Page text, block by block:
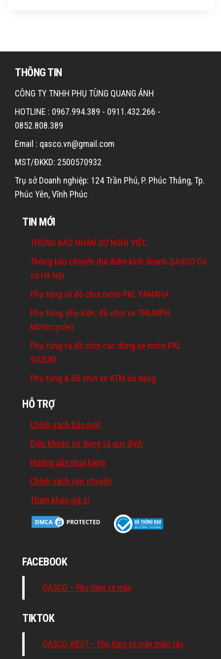
THÔNG TIN
CÔNG TY TNHH PHỤ TÙNG QUANG ÁNH
HOTLINE : 0967.994.389 - 0911.432.266 -
0852.808.389
Email : qasco.vn@gmail.com
MST/ĐKKD: 2500570932
Trụ sở Doanh nghiệp: 124 Trần Phú, P. Phúc Thắng, Tp.
Phúc Yên, Vĩnh Phúc
TIN MỚI
THÔNG BÁO NHÂN SỰ NGHỈ VIỆC
Thông báo chuyển địa điểm kinh doanh QASCO Cơ
sở Hà Nội
Phụ tùng và đồ chơi moto PKL YAMAHA
Phụ tùng, phụ kiện, đồ chơi xe TRIUMPH
Motorcycles
Phụ tùng và đồ chơi các dòng xe moto PKL
SUZUKI
Phụ tùng & đồ chơi xe KTM đa dạng
HỖ TRỢ
Chính sách bảo mật
Điều khoản sử dụng và quy định
Hướng dẫn mua hàng
Chính sách vận chuyển
Tham khảo giá sỉ
FACEBOOK
QASCO – Phụ tùng xe máy
TIKTOK
QASCO WEST – Phụ tùng xe máy miền tây